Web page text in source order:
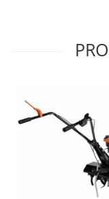
Accesorii litiere
Articole si accesorii
Electrocasnice
Storcatoare /
Genți de voiaj & genți